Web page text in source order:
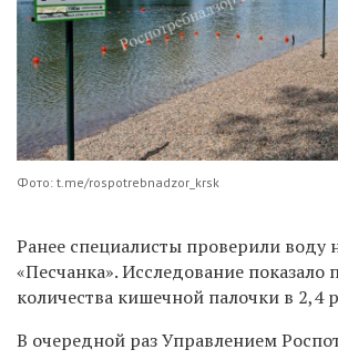
Фото: t.me/rospotrebnadzor_krsk
Ранее специалисты проверили воду
«Песчанка». Исследование показало
количества кишечной палочки в 2,4
В очередной раз Управлением